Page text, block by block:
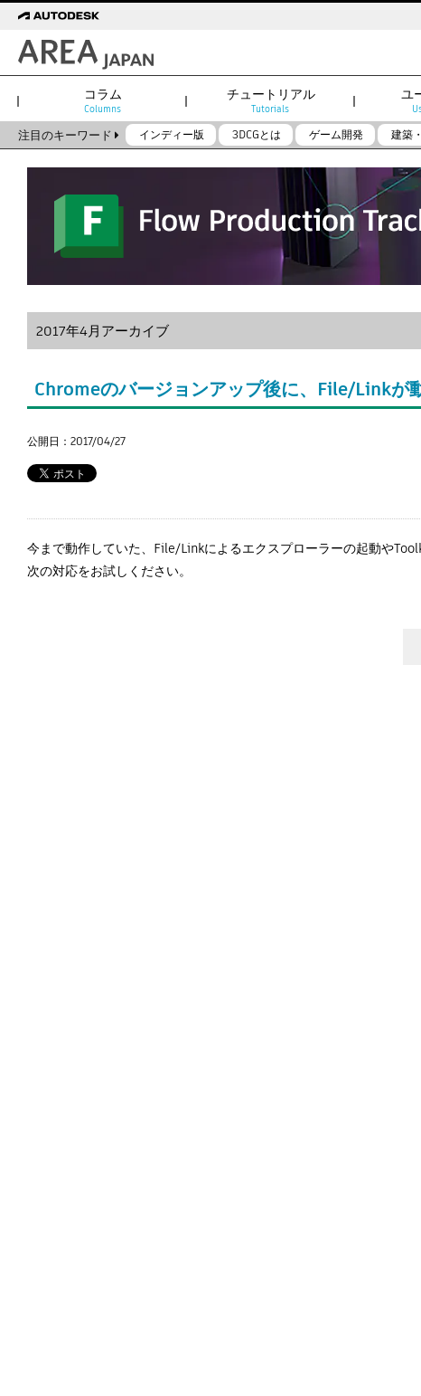
コラム
Columns
チュートリアル
Tutorials
ユ
注目のキーワード インディー版 3DCGとは ゲーム開発 建築
2017年4月アーカイブ
Chromeのバージョンアップ後に、File/Linkが
公開日：2017/04/27
今まで動作していた、File/Linkによるエクスプローラーの起動や
次の対応をお試しください。